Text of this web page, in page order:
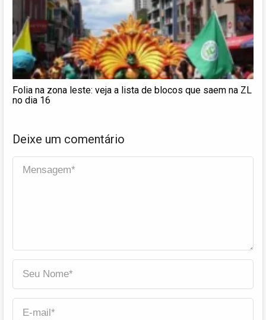
Folia na zona leste: veja a lista de blocos que saem na ZL
no dia 16
Deixe um comentário